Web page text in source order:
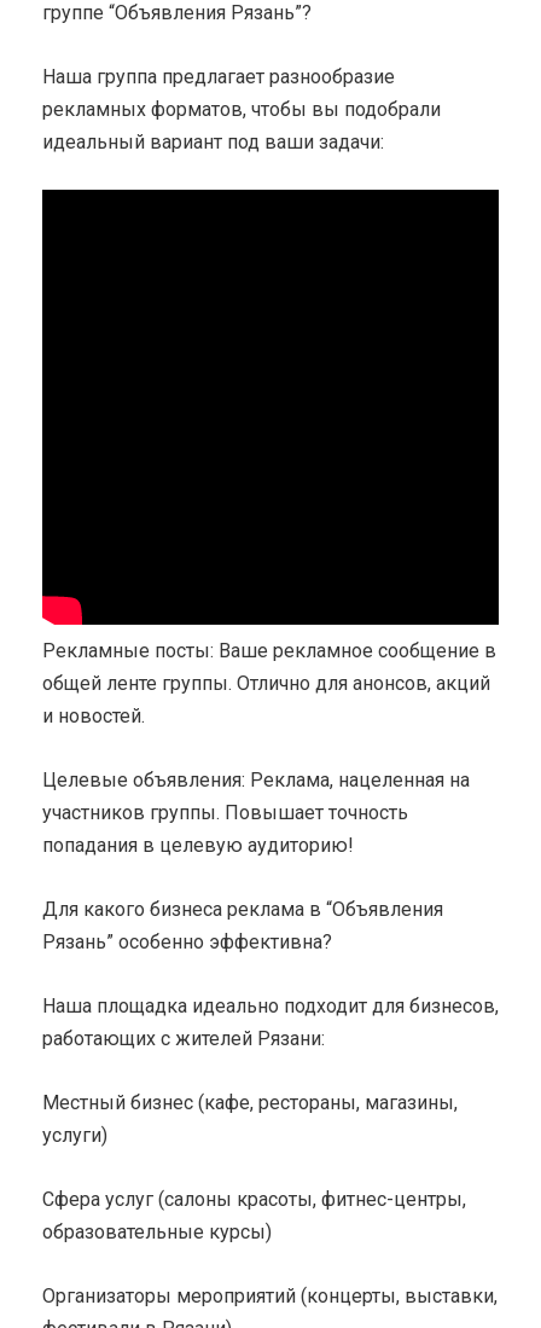
группе “Объявления Рязань”?
Наша группа предлагает разнообразие
рекламных форматов, чтобы вы подобрали
идеальный вариант под ваши задачи:
Рекламные посты: Ваше рекламное сообщение в
общей ленте группы. Отлично для анонсов, акций
и новостей.
Целевые объявления: Реклама, нацеленная на
участников группы. Повышает точность
попадания в целевую аудиторию!
Для какого бизнеса реклама в “Объявления
Рязань” особенно эффективна?
Наша площадка идеально подходит для бизнесов,
работающих с жителей Рязани:
Местный бизнес (кафе, рестораны, магазины,
услуги)
Сфера услуг (салоны красоты, фитнес-центры,
образовательные курсы)
Организаторы мероприятий (концерты, выставки,